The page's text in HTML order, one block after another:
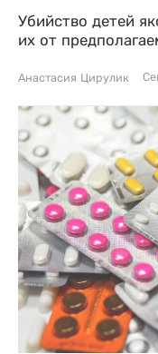
Убийство детей
их от
Анастасия Цирулик